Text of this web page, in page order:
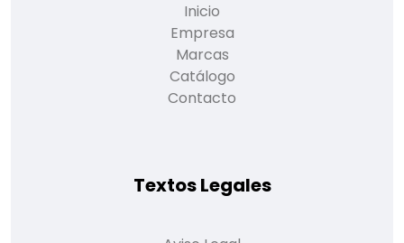
Inicio
Empresa
Marcas
Catálogo
Contacto
Textos Legales